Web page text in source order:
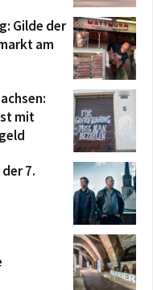
Gilde der
am
mit
7.